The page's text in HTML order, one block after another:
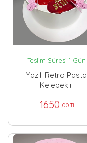
Teslim Süresi 1 Gün
Yazılı Retro Pasta
Kelebekli.
1650 ,00 TL